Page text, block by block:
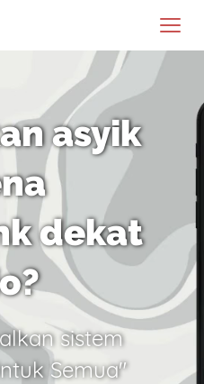
asyik
dekat
sistem
Semua"